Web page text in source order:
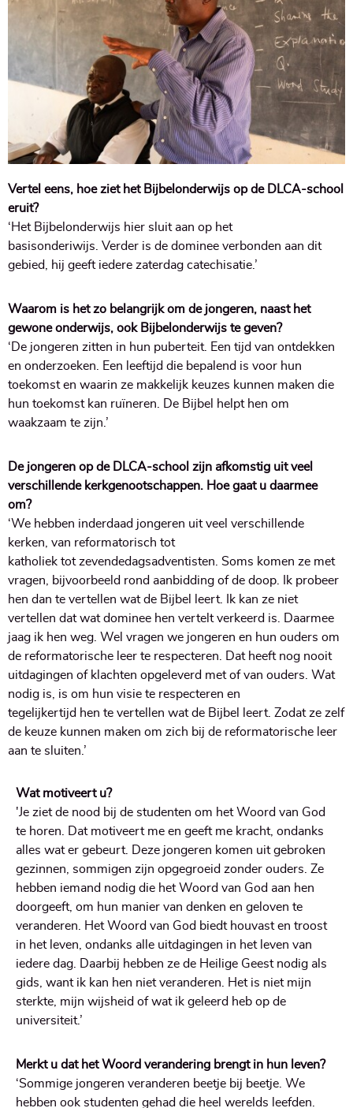
Vertel eens, hoe ziet het Bijbelonderwijs op de DLCA-school
eruit?
‘Het Bijbelonderwijs hier sluit aan op het
basisonderiwijs. Verder is de dominee verbonden aan dit
gebied, hij geeft iedere zaterdag catechisatie.’
Waarom is het zo belangrijk om de jongeren, naast het
gewone onderwijs, ook Bijbelonderwijs te geven?
‘De jongeren zitten in hun puberteit. Een tijd van ontdekken
en onderzoeken. Een leeftijd die bepalend is voor hun
toekomst en waarin ze makkelijk keuzes kunnen maken die
hun toekomst kan ruïneren. De Bijbel helpt hen om
waakzaam te zijn.’
De jongeren op de DLCA-school zijn afkomstig uit veel
verschillende kerkgenootschappen. Hoe gaat u daarmee
om?
‘We hebben inderdaad jongeren uit veel verschillende
kerken, van reformatorisch tot
katholiek tot zevendedagsadventisten. Soms komen ze met
vragen, bijvoorbeeld rond aanbidding of de doop. Ik probeer
hen dan te vertellen wat de Bijbel leert. Ik kan ze niet
vertellen dat wat dominee hen vertelt verkeerd is. Daarmee
jaag ik hen weg. Wel vragen we jongeren en hun ouders om
de reformatorische leer te respecteren. Dat heeft nog nooit
uitdagingen of klachten opgeleverd met of van ouders. Wat
nodig is, is om hun visie te respecteren en
tegelijkertijd hen te vertellen wat de Bijbel leert. Zodat ze zelf
de keuze kunnen maken om zich bij de reformatorische leer
aan te sluiten.’
Wat motiveert u?
'Je ziet de nood bij de studenten om het Woord van God
te horen. Dat motiveert me en geeft me kracht, ondanks
alles wat er gebeurt. Deze jongeren komen uit gebroken
gezinnen, sommigen zijn opgegroeid zonder ouders. Ze
hebben iemand nodig die het Woord van God aan hen
doorgeeft, om hun manier van denken en geloven te
veranderen. Het Woord van God biedt houvast en troost
in het leven, ondanks alle uitdagingen in het leven van
iedere dag. Daarbij hebben ze de Heilige Geest nodig als
gids, want ik kan hen niet veranderen. Het is niet mijn
sterkte, mijn wijsheid of wat ik geleerd heb op de
universiteit.’
Merkt u dat het Woord verandering brengt in hun leven?
‘Sommige jongeren veranderen beetje bij beetje. We
hebben ook studenten gehad die heel werelds leefden.